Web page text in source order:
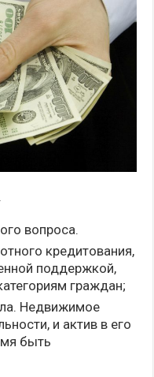
вопроса.
кредитования,
поддержкой,
граждан;
Недвижимое
и актив в его
быть